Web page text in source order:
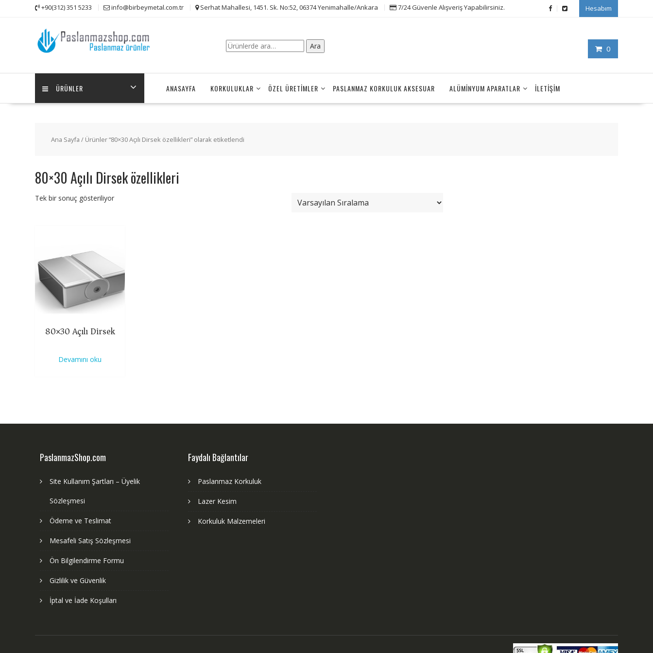
+90(312) 351 5233 info@birbeymetal.com.tr Serhat Mahallesi, 1451. Sk. No:52, 06374 Yenimahalle/Ankara 7/24 Güvenle Alışveriş Yapabilirsiniz. Hesabım
0
Ara: Ara
ÜRÜNLER ANASAYFA KORKULUKLAR ÖZEL ÜRETIMLER PASLANMAZ KORKULUK AKSESUAR ALÜMINYUM APARATLAR İLETIŞIM
Ana Sayfa / Ürünler “80×30 Açılı Dirsek özellikleri” olarak etiketlendi
80×30 Açılı Dirsek özellikleri
Tek bir sonuç gösteriliyor
80×30 Açılı Dirsek
Devamını oku
PaslanmazShop.com
Site Kullanım Şartları – Üyelik
Sözleşmesi
Ödeme ve Teslimat
Mesafeli Satış Sözleşmesi
Ön Bilgilendirme Formu
Gizlilik ve Güvenlik
İptal ve İade Koşulları
Faydalı Bağlantılar
Paslanmaz Korkuluk
Lazer Kesim
Korkuluk Malzemeleri